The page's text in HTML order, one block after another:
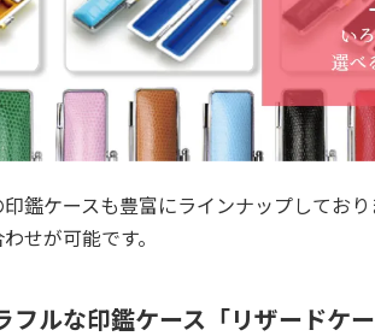
鑑ケースも豊富にラインナップしてお
せが可能です。
ルな印鑑ケース「リザードケー